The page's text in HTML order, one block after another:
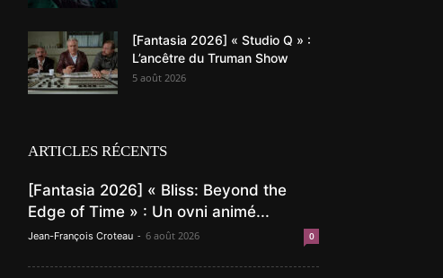
[Fantasia 2026] « Studio Q » :
L’ancêtre du Truman Show
5 août 2026
ARTICLES RÉCENTS
[Fantasia 2026] « Bliss: Beyond the
Edge of Time » : Un ovni animé...
Jean-François Croteau - 6 août 2026 0